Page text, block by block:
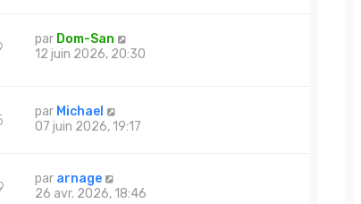
par Dom-San
12 juin 2026, 20:30
par Michael
07 juin 2026, 19:17
par arnage
26 avr. 2026, 18:46